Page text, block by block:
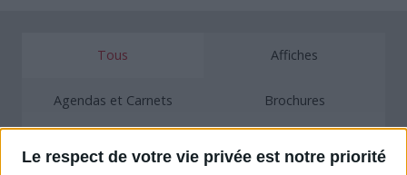
Le respect de votre vie privée est notre priorité
Tous Affiches
Agendas et Carnets Brochures
Catalogues et Tarifs